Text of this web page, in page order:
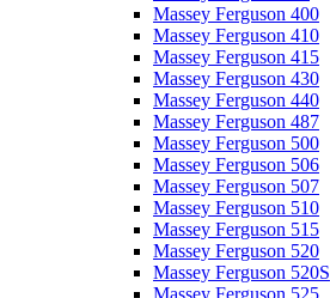
Massey Ferguson 400
Massey Ferguson 410
Massey Ferguson 415
Massey Ferguson 430
Massey Ferguson 440
Massey Ferguson 487
Massey Ferguson 500
Massey Ferguson 506
Massey Ferguson 507
Massey Ferguson 510
Massey Ferguson 515
Massey Ferguson 520
Massey Ferguson 520S
Massey Ferguson 525